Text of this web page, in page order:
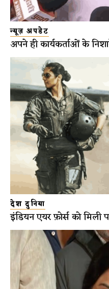
न्यूज़ अपडेट
अपने ही कार्यकर्ताओं के
देश दुनिया
इंडियन एयर फ़ोर्स को मिली